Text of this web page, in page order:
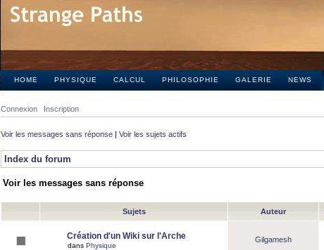
HOME PHYSIQUE CALCUL PHILOSOPHIE GALERIE NEWS
Connexion Inscription
Voir les messages sans réponse | Voir les sujets actifs
Index du forum
Voir les messages sans réponse
Sujets Auteur
Création d'un Wiki sur l'Arche
dans Physique
Gilgamesh